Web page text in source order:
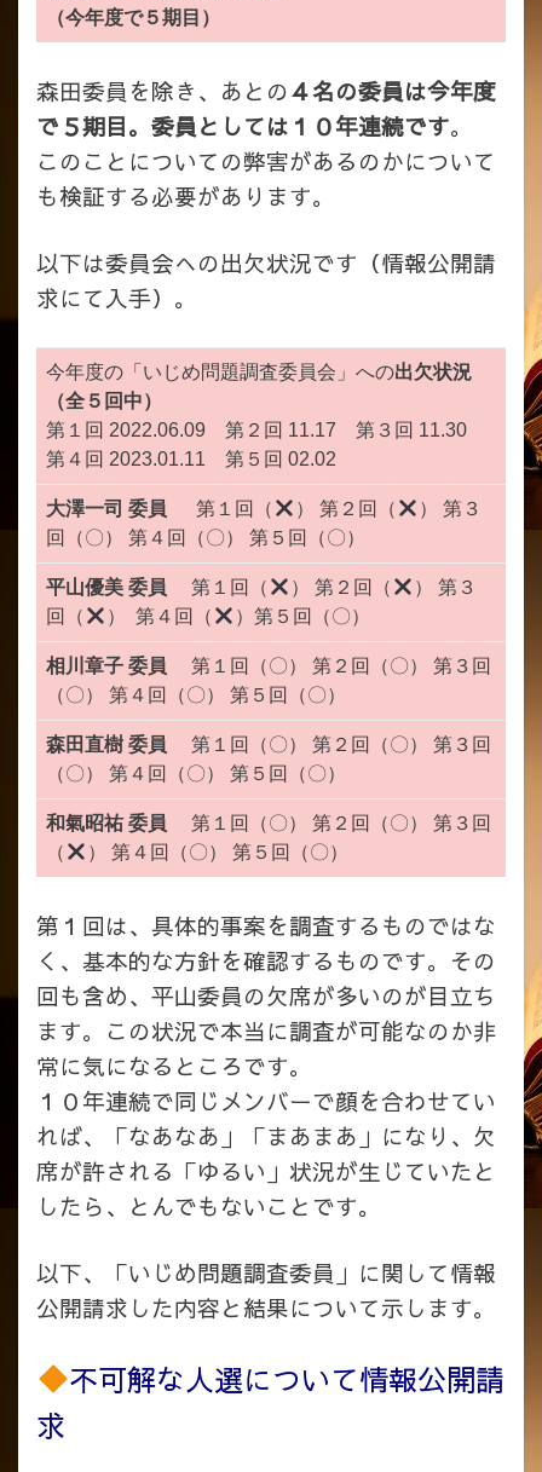
（今年度で５期目）
森田委員を除き、あとの４名の委員は今年度
で５期目。委員としては１０年連続です。
このことについての弊害があるのかについて
も検証する必要があります。
以下は委員会への出欠状況です（情報公開請
求にて入手）。
今年度の「いじめ問題調査委員会」への出欠状況
（全５回中）
第１回 2022.06.09 第２回 11.17 第３回 11.30
第４回 2023.01.11 第５回 02.02
大澤一司 委員 第１回（ ） 第２回（
） 第３
回（〇） 第４回（〇） 第５回（〇）
平山優美 委員 第１回（ ） 第２回（
） 第３
回（
） 第４回（ ）第５回（〇）
相川章子 委員
第１回（〇） 第２回（〇） 第３回
（〇） 第４回（〇） 第５回（〇）
森田直樹 委員 第１回（〇） 第２回（〇） 第３回
（〇） 第４回（〇） 第５回（〇）
和氣昭祐 委員 第１回（〇） 第２回（〇） 第３回
（
） 第４回（〇） 第５回（〇）
第１回は、具体的事案を調査するものではな
く、基本的な方針を確認するものです。その
回も含め、平山委員の欠席が多いのが目立ち
ます。この状況で本当に調査が可能なのか非
常に気になるところです。
１０年連続で同じメンバーで顔を合わせてい
れば、「なあなあ」「まあまあ」になり、欠
席が許される「ゆるい」状況が生じていたと
したら、とんでもないことです。
以下、「いじめ問題調査委員」に関して情報
公開請求した内容と結果について示します。
不可解な人選について情報公開請
求